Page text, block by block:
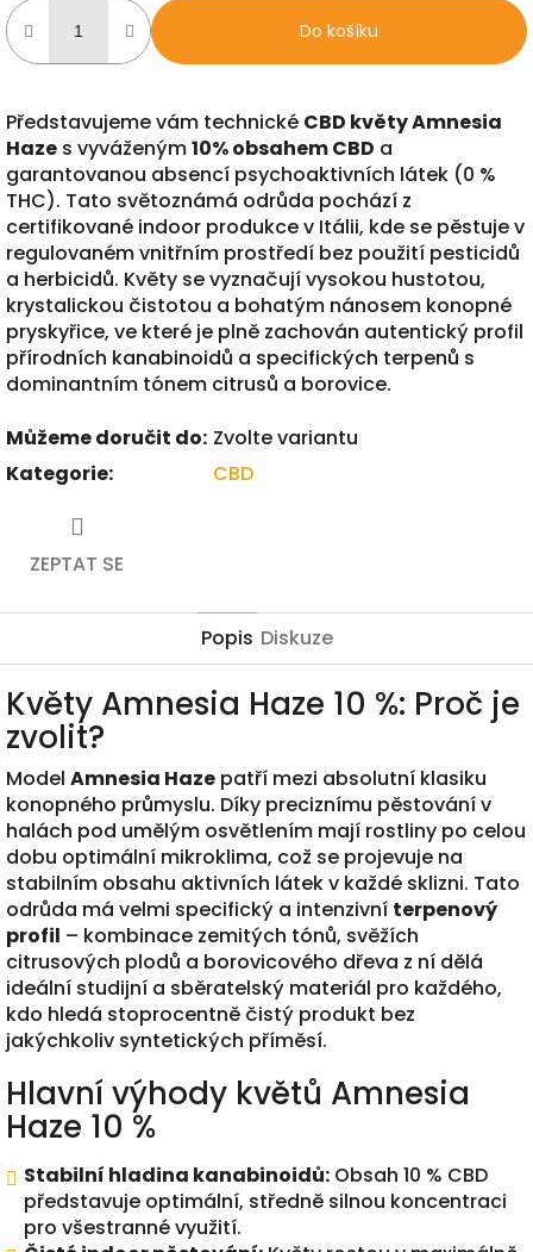
Do košíku
Představujeme vám technické CBD květy Amnesia
Haze s vyváženým10% obsahem CBD a
garantovanou absencí psychoaktivních látek (0 %
THC). Tato světoznámá odrůda pochází z
certifikované indoor produkce v Itálii, kde se pěstuje v
regulovaném vnitřním prostředí bez použití pesticidů
a herbicidů. Květy se vyznačují vysokou hustotou,
krystalickou čistotou a bohatým nánosem konopné
pryskyřice, ve které je plně zachován autentický profil
přírodních kanabinoidů a specifických terpenů s
dominantním tónem citrusů a borovice.
Můžeme doručit do: Zvolte variantu
Kategorie: CBD
ZEPTAT SE
Popis Diskuze
Květy Amnesia Haze 10 %: Proč je
zvolit?
Model Amnesia Haze patří mezi absolutní klasiku
konopného průmyslu. Díky preciznímu pěstování v
halách pod umělým osvětlením mají rostliny po celou
dobu optimální mikroklima, což se projevuje na
stabilním obsahu aktivních látek v každé sklizni. Tato
odrůda má velmi specifický a intenzivní terpenový
profil – kombinace zemitých tónů, svěžích
citrusových plodů a borovicového dřeva z ní dělá
ideální studijní a sběratelský materiál pro každého,
kdo hledá stoprocentně čistý produkt bez
jakýchkoliv syntetických příměsí.
Hlavní výhody květů Amnesia
Haze 10 %
Stabilní hladina kanabinoidů: Obsah 10 % CBD
představuje optimální, středně silnou koncentraci
pro všestranné využití.